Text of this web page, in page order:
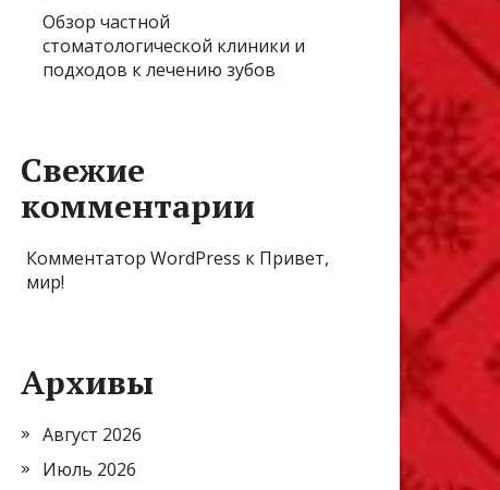
Обзор частной
стоматологической клиники и
подходов к лечению зубов
Свежие
комментарии
Комментатор WordPress к Привет,
мир!
Архивы
Август 2026
Июль 2026